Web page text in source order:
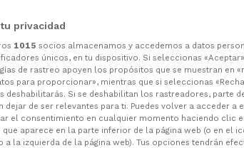
privacidad
1015 socios almacenamos y accedemos a datos
únicos, en tu dispositivo. Si seleccionas
de rastreo apoyen los propósitos que se muestran en
para proporcionar», mientras que si seleccionas
deshabilitarás. Si se deshabilitan los rastreadores, parte
dejar de ser relevantes para ti. Puedes volver a acceder a
el consentimiento en cualquier momento haciendo clic
que aparece en la parte inferior de la página web (o en el
a la izquierda de la página web). Tus opciones tendrán